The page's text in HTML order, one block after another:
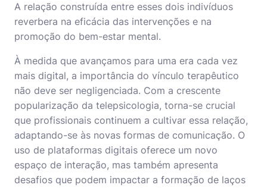
A relação construída entre esses dois indivíduos
reverbera na eficácia das intervenções e na
promoção do bem-estar mental.
À medida que avançamos para uma era cada vez
mais digital, a importância do vínculo terapêutico
não deve ser negligenciada. Com a crescente
popularização da telepsicologia, torna-se crucial
que profissionais continuem a cultivar essa relação,
adaptando-se às novas formas de comunicação. O
uso de plataformas digitais oferece um novo
espaço de interação, mas também apresenta
desafios que podem impactar a formação de laços